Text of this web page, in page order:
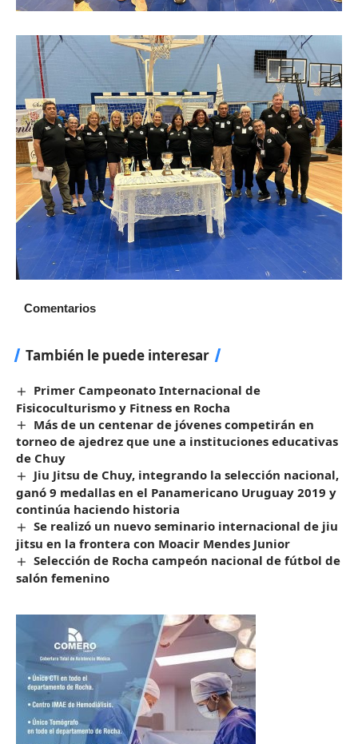
Comentarios
También le puede interesar
Primer Campeonato Internacional de
Fisicoculturismo y Fitness en Rocha
Más de un centenar de jóvenes competirán en
torneo de ajedrez que une a instituciones educativas
de Chuy
Jiu Jitsu de Chuy, integrando la selección nacional,
ganó 9 medallas en el Panamericano Uruguay 2019 y
continúa haciendo historia
Se realizó un nuevo seminario internacional de jiu
jitsu en la frontera con Moacir Mendes Junior
Selección de Rocha campeón nacional de fútbol de
salón femenino